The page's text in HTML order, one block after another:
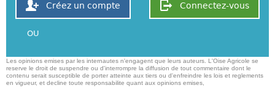
Connectez-vous
Créez un compte
OU
Les opinions emises par les internautes n'engagent que leurs auteurs. L'Oise Agricole se
reserve le droit de suspendre ou d'interrompre la diffusion de tout commentaire dont le
contenu serait susceptible de porter atteinte aux tiers ou d'enfreindre les lois et reglements
en vigueur, et decline toute responsabilite quant aux opinions emises,